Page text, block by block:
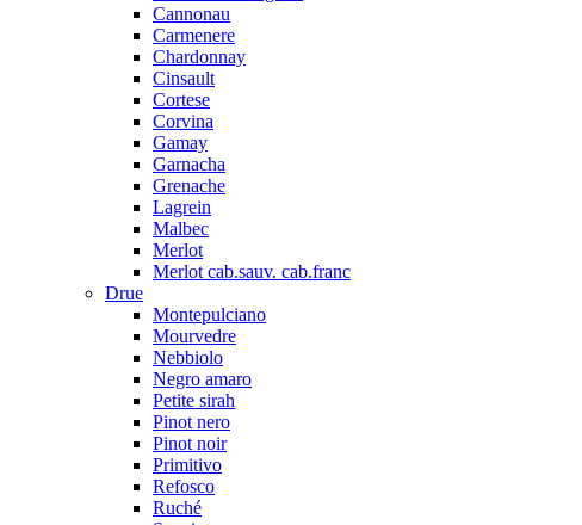
Cannonau
Carmenere
Chardonnay
Cinsault
Cortese
Corvina
Gamay
Garnacha
Grenache
Lagrein
Malbec
Merlot
Merlot cab.sauv. cab.franc
Drue
Montepulciano
Mourvedre
Nebbiolo
Negro amaro
Petite sirah
Pinot nero
Pinot noir
Primitivo
Refosco
Ruché